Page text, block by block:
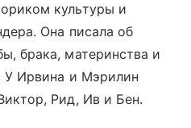
культуры и
Она писала об
брака, материнства и
У Ирвина и Мэрилин
Рид, Ив и Бен.